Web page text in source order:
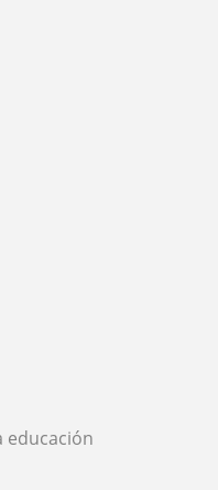
educación